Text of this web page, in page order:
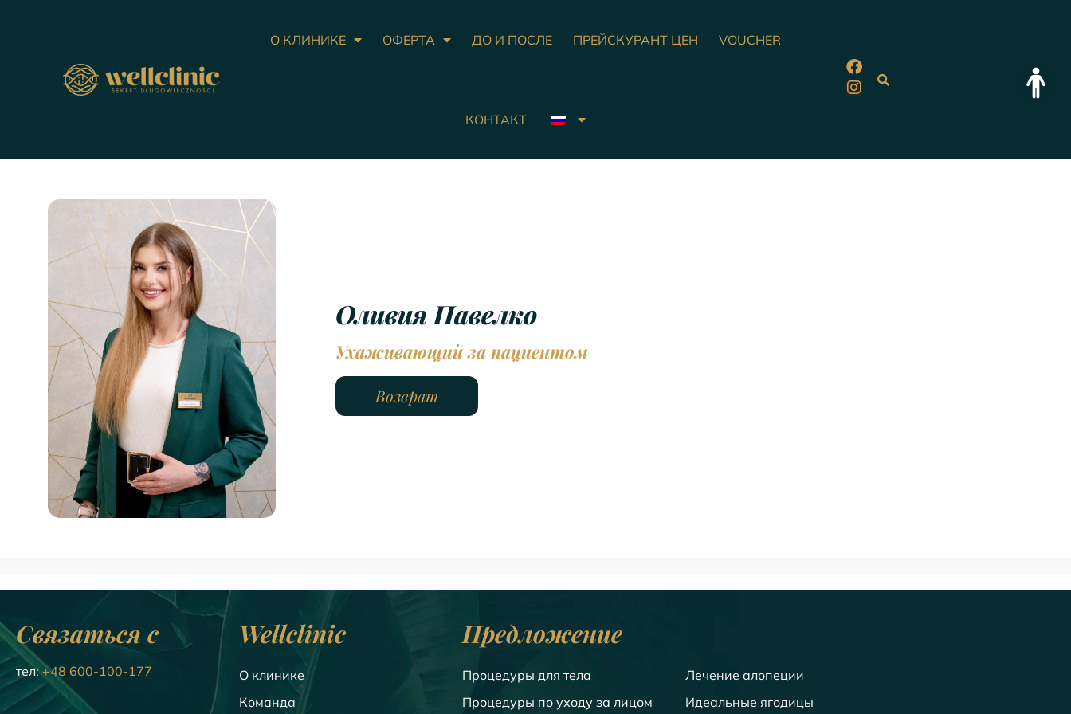
О КЛИНИКЕ ОФЕРТА ДО И ПОСЛЕ ПРЕЙСКУРАНТ ЦЕН VOUCHER
КОНТАКТ
Оливия Павелко
Ухаживающий за пациентом
Возврат
Связаться с
тел:+48 600-100-177
Wellclinic
О клинике
Команда
Предложение
Процедуры для тела
Процедуры по уходу за лицом
Лечение алопеции
Идеальные ягодицы